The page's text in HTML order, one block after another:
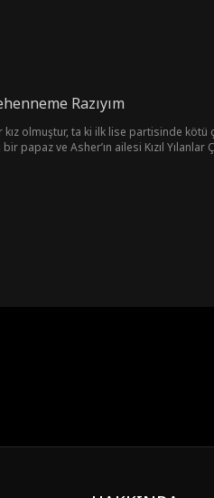
Razıyım
kız olmuştur, ta ki ilk lise partisinde
ve bebeklerini ellerinden almak ister. Şimdi Asher, onu ne pahasına